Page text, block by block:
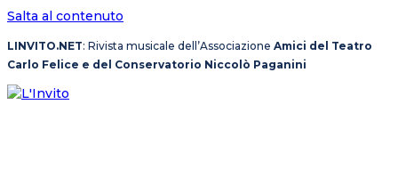
Salta al contenuto
LINVITO.NET: Rivista musicale dell’Associazione Amici del Teatro
Carlo Felice e del Conservatorio Niccolò Paganini